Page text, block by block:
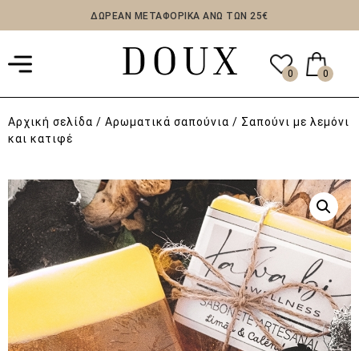
ΔΩΡΕΑΝ ΜΕΤΑΦΟΡΙΚΑ ΑΝΩ ΤΩΝ 25€
0 0
Αρχική σελίδα / Aρωματικά σαπούνια / Σαπούνι με λεμόνι
και κατιφέ